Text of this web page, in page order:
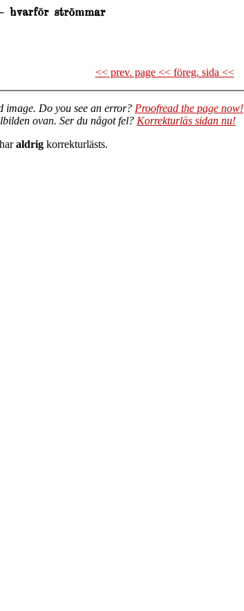
<< prev. page << föreg. sida <<
image. Do you see an error? Proofread the page now!
ovan. Ser du något fel? Korrekturläs sidan nu!
aldrig korrekturlästs.